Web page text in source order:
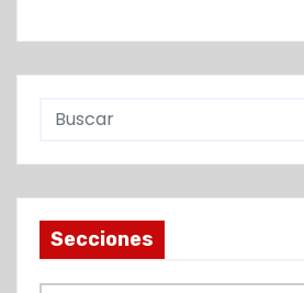
Secciones